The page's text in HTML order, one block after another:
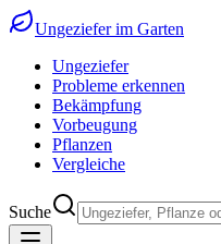
Ungeziefer im Garten
Ungeziefer
Probleme erkennen
Bekämpfung
Vorbeugung
Pflanzen
Vergleiche
Suche